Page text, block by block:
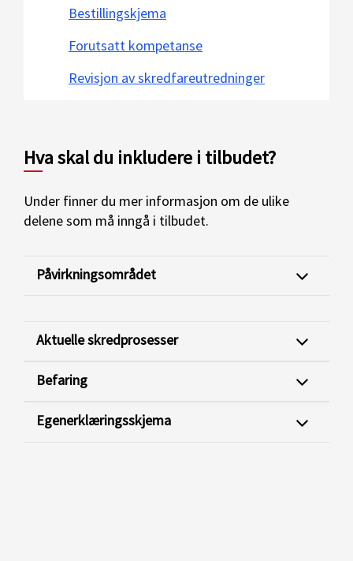
Bestillingskjema
Forutsatt kompetanse
Revisjon av skredfareutredninger
Hva skal du inkludere i tilbudet?
Under finner du mer informasjon om de ulike
delene som må inngå i tilbudet.
Påvirkningsområdet
Aktuelle skredprosesser
Befaring
Egenerklæringsskjema